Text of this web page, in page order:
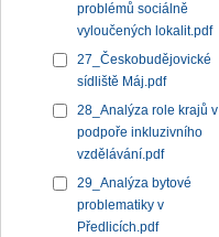
problémů sociálně
vyloučených lokalit.pdf
27_Českobudějovické
sídliště Máj.pdf
28_Analýza role krajů v
podpoře inkluzivního
vzdělávání.pdf
29_Analýza bytové
problematiky v
Předlicích.pdf